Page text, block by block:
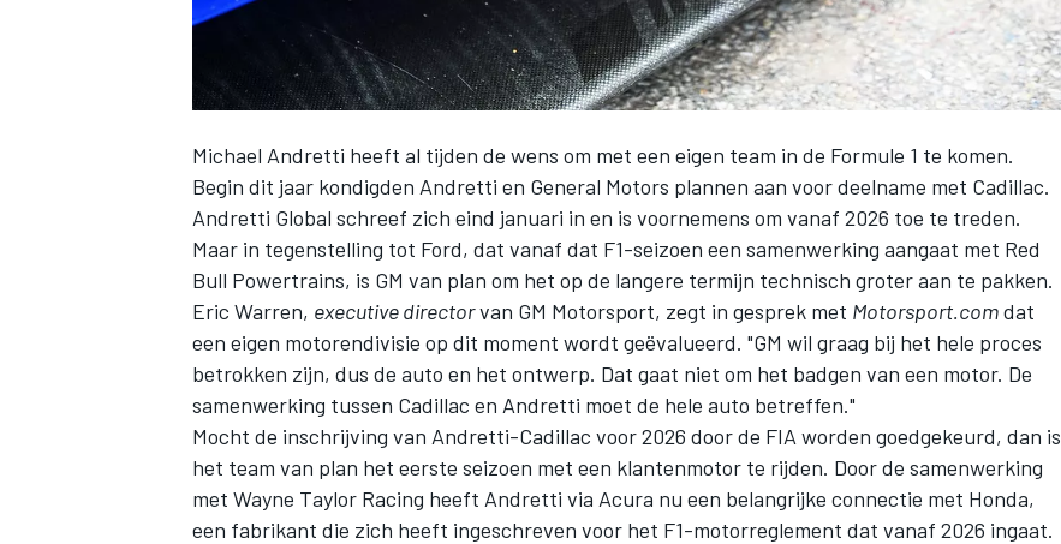
WEC DTM
Michael Andretti heeft al tijden de wens om met een eigen team in de Formule 1 te komen.
Begin dit jaar kondigden Andretti en General Motors plannen aan voor deelname met Cadillac.
Andretti Global schreef zich eind januari in en is voornemens om vanaf 2026 toe te treden.
Maar in tegenstelling tot Ford, dat vanaf dat F1-seizoen een samenwerking aangaat met Red
Bull Powertrains, is GM van plan om het op de langere termijn technisch groter aan te pakken.
Eric Warren, executive directorvan GM Motorsport, zegt in gesprek met Motorsport.comdat
een eigen motorendivisie op dit moment wordt geëvalueerd. "GM wil graag bij het hele proces
betrokken zijn, dus de auto en het ontwerp. Dat gaat niet om het badgen van een motor. De
samenwerking tussen Cadillac en Andretti moet de hele auto betreffen."
Mocht de inschrijving van Andretti-Cadillac voor 2026 door de FIA worden goedgekeurd, dan is
het team van plan het eerste seizoen met een klantenmotor te rijden. Door de samenwerking
met Wayne Taylor Racing heeft Andretti via Acura nu een belangrijke connectie met Honda,
een fabrikant die zich heeft ingeschreven voor het F1-motorreglement dat vanaf 2026 ingaat.